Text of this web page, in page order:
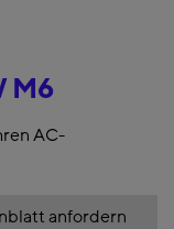
M6
AC-
anfordern